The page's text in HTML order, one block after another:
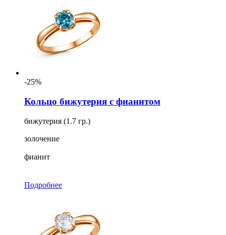
-25%
Кольцо бижутерия с фианитом
бижутерия (1.7 гр.)
золочение
фианит
Подробнее